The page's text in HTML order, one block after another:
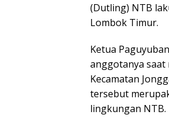
(Dutling) NTB
Lombok Timur.
Ketua
anggotanya saat
Kecamatan
tersebut
lingkungan NTB.